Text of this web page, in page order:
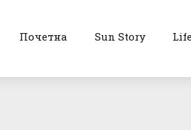
Почетна Sun Story